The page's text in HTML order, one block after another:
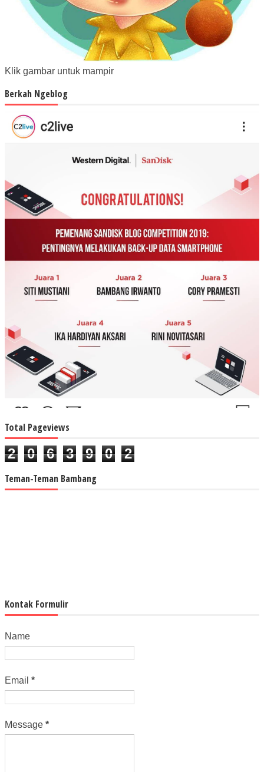
Klik gambar untuk mampir
Berkah Ngeblog
Total Pageviews
2 0 6 3 9 0 2
Teman-Teman Bambang
Kontak Formulir
Name
Email *
Message *